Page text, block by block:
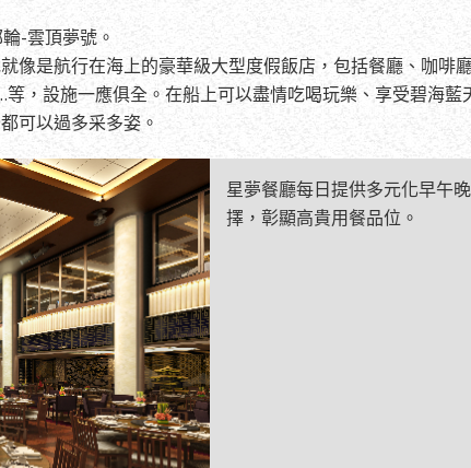
-雲頂夢號。
像是航行在海上的豪華級大型度假飯店，包括餐廳、咖啡
，設施一應俱全。在船上可以盡情吃喝玩樂、享受碧海
可以過多采多姿。
星夢餐廳每日提供多元化早午
擇，彰顯高貴用餐品位。